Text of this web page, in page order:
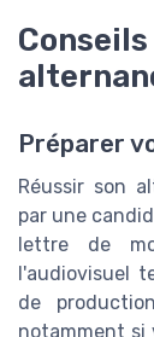
Préparer
Réussir son
par une
lettre de
l'audiovisuel
de
notamment si